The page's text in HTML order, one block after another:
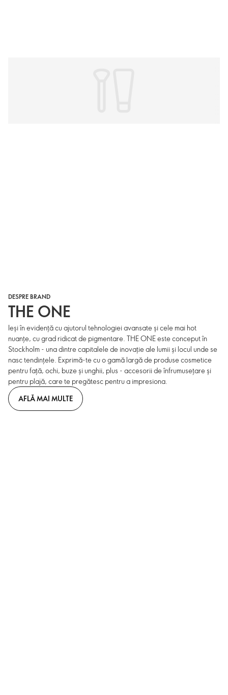
DESPRE BRAND
THE ONE
Ieși în evidență cu ajutorul tehnologiei avansate și cele mai hot
nuanțe, cu grad ridicat de pigmentare. THE ONE este conceput în
Stockholm - una dintre capitalele de inovație ale lumii și locul unde se
nasc tendințele. Exprimă-te cu o gamă largă de produse cosmetice
pentru față, ochi, buze și unghii, plus - accesorii de înfrumusețare și
pentru plajă, care te pregătesc pentru a impresiona.
AFLĂ MAI MULTE